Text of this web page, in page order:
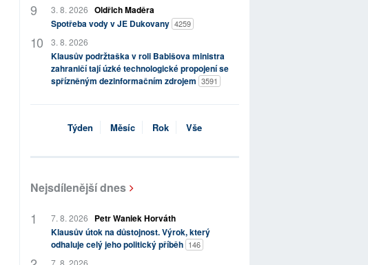
3. 8. 2026 Oldřich Maděra
Spotřeba vody v JE Dukovany 4259
3. 8. 2026
Klausův podržtaška v roli Babišova ministra
zahraničí tají úzké technologické propojení se
spřízněným dezinformačním zdrojem 3591
Týden Měsíc Rok Vše
Nejsdílenější dnes
7. 8. 2026
Petr Waniek Horváth
Klausův útok na důstojnost. Výrok, který
odhaluje celý jeho politický příběh 146